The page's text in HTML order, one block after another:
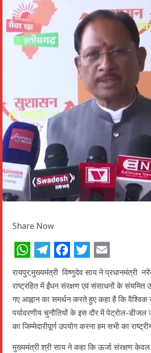
Share Now
WhatsApp
Telegram
Facebook
Twitter
Email
रायपुर;मुख्यमंत्री विष्णुदेव साय ने प्रधानमंत्री
राष्ट्रहित में ईंधन संरक्षण एवं संसाधनों के संयमित
गए आह्वान का समर्थन करते हुए कहा है कि
पर्यावरणीय चुनौतियों के इस दौर में पेट्रोल-
का जिम्मेदारीपूर्ण उपयोग करना हम सभी का
मुख्यमंत्री श्री साय ने कहा कि ऊर्जा संरक्षण